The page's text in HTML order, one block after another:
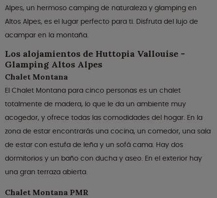
Alpes, un hermoso camping de naturaleza y glamping en
Altos Alpes, es el lugar perfecto para ti. Disfruta del lujo de
acampar en la montaña.
Los alojamientos de Huttopia Vallouise -
Glamping Altos Alpes
Chalet Montana
El Chalet Montana para cinco personas es un chalet
totalmente de madera, lo que le da un ambiente muy
acogedor, y ofrece todas las comodidades del hogar. En la
zona de estar encontrarás una cocina, un comedor, una sala
de estar con estufa de leña y un sofá cama. Hay dos
dormitorios y un baño con ducha y aseo. En el exterior hay
una gran terraza abierta.
Chalet Montana PMR